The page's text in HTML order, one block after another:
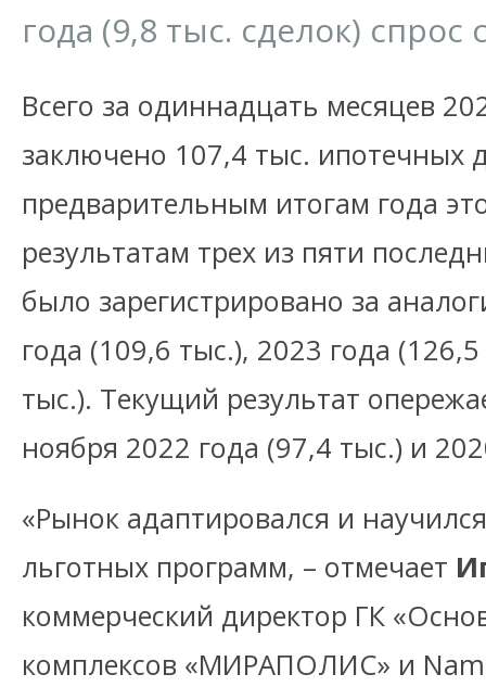
года (9,8 тыс. сделок) спрос
Всего за одиннадцать месяцев
заключено 107,4 тыс. ипотечных
предварительным итогам года
результатам трех из пяти
было зарегистрировано за
года (109,6 тыс.), 2023 года
тыс.). Текущий результат
ноября 2022 года (97,4 тыс.) и
«Рынок адаптировался и
льготных программ, – отмечает
коммерческий директор ГК
комплексов «МИРАПОЛИС» и